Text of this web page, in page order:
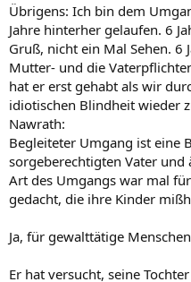
Übrigens: Ich bin dem
Jahre hinterher gelaufen. 6
Gruß, nicht ein Mal Sehen. 6
Mutter- und die
hat er erst gehabt als wir
idiotischen Blindheit wieder
Nawrath:
Begleiteter Umgang ist eine
sorgeberechtigten Vater
Art des Umgangs war mal
gedacht, die ihre Kinder
Ja, für gewalttätige
Er hat versucht, seine